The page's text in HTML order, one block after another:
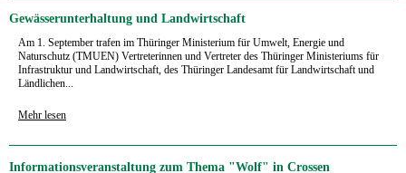
Gewässerunterhaltung und Landwirtschaft
Am 1. September trafen im Thüringer Ministerium für Umwelt, Energie und
Naturschutz (TMUEN) Vertreterinnen und Vertreter des Thüringer Ministeriums für
Infrastruktur und Landwirtschaft, des Thüringer Landesamt für Landwirtschaft und
Ländlichen...
Mehr lesen
Informationsveranstaltung zum Thema "Wolf" in Crossen